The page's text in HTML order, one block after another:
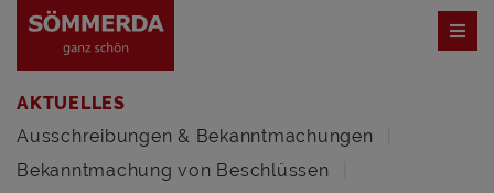
AKTUELLES
Ausschreibungen & Bekanntmachungen
Bekanntmachung von Beschlüssen